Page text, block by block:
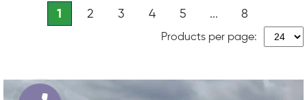
1 2 3 4 5 ... 8
Products per page: